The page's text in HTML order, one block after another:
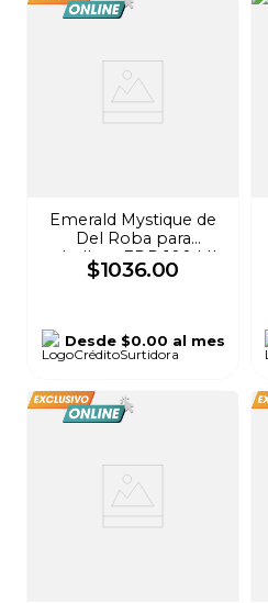
Emerald Mystique de
Del Roba para
caballero EDP 100 ML
$1036.00
Desde$0.00 al mes